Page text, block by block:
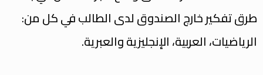
طرق تفكير خارج الصندوق لدى الطالب في كل من:
الرياضيات، العربية، الإنجليزية والعبرية.